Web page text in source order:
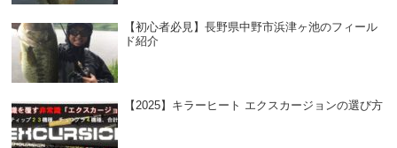
【初心者必見】長野県中野市浜津ヶ池のフィール
ド紹介
【2025】キラーヒート エクスカージョンの選び方